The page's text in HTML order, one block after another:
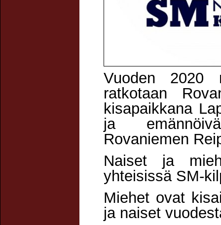
Vuoden 2020
ratkotaan
kisapaikkana
ja
Rovaniemen
Naiset ja
yhteisissä SM-
Miehet ovat
ja naiset